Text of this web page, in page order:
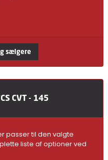
sælgere
CVT - 145
passer til den valgte
liste af optioner ved